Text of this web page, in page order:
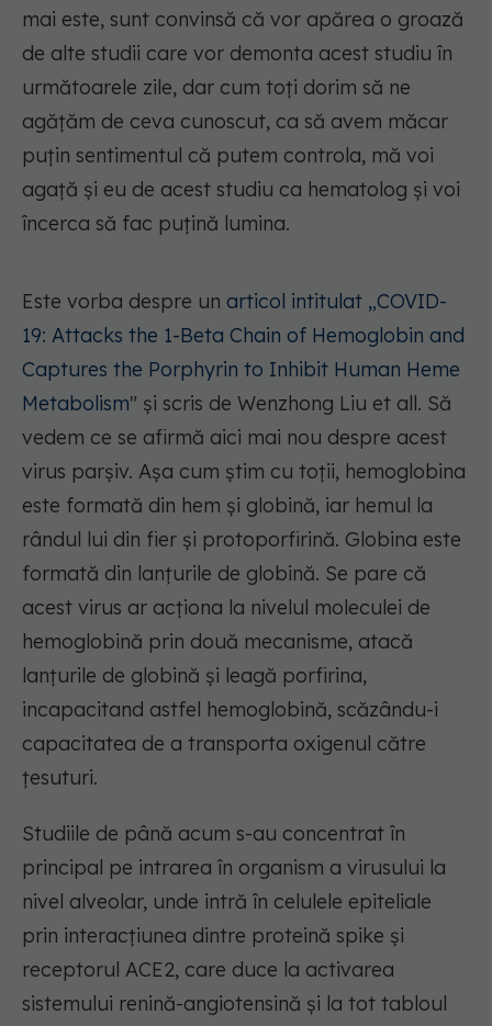
mai este, sunt convinsă că vor apărea o groază
de alte studii care vor demonta acest studiu în
următoarele zile, dar cum toți dorim să ne
agățăm de ceva cunoscut, ca să avem măcar
puțin sentimentul că putem controla, mă voi
agață și eu de acest studiu ca hematolog și voi
încerca să fac puțină lumina.
Este vorba despre un articol intitulat „COVID-
19: Attacks the 1-Beta Chain of Hemoglobin and
Captures the Porphyrin to Inhibit Human Heme
Metabolism" și scris de Wenzhong Liu et all. Să
vedem ce se afirmă aici mai nou despre acest
virus parșiv. Așa cum știm cu toții, hemoglobina
este formată din hem și globină, iar hemul la
rândul lui din fier și protoporfirină. Globina este
formată din lanțurile de globină. Se pare că
acest virus ar acționa la nivelul moleculei de
hemoglobină prin două mecanisme, atacă
lanțurile de globină și leagă porfirina,
incapacitand astfel hemoglobină, scăzându-i
capacitatea de a transporta oxigenul către
țesuturi.
Studiile de până acum s-au concentrat în
principal pe intrarea în organism a virusului la
nivel alveolar, unde intră în celulele epiteliale
prin interacțiunea dintre proteină spike și
receptorul ACE2, care duce la activarea
sistemului renină-angiotensină și la tot tabloul